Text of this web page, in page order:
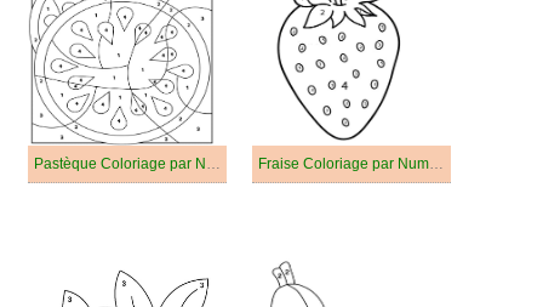
Pastèque Coloriage par Numéro Fraise Coloriage par Numéro